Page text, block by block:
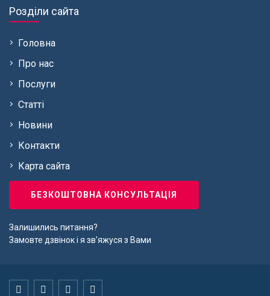
Розділи сайта
Головна
Про нас
Послуги
Статті
Новини
Контакти
Карта сайта
БЕЗКОШТОВНА КОНСУЛЬТАЦІЯ
Залишились питання?
Замовте дзвінок і я зв'яжуся з Вами